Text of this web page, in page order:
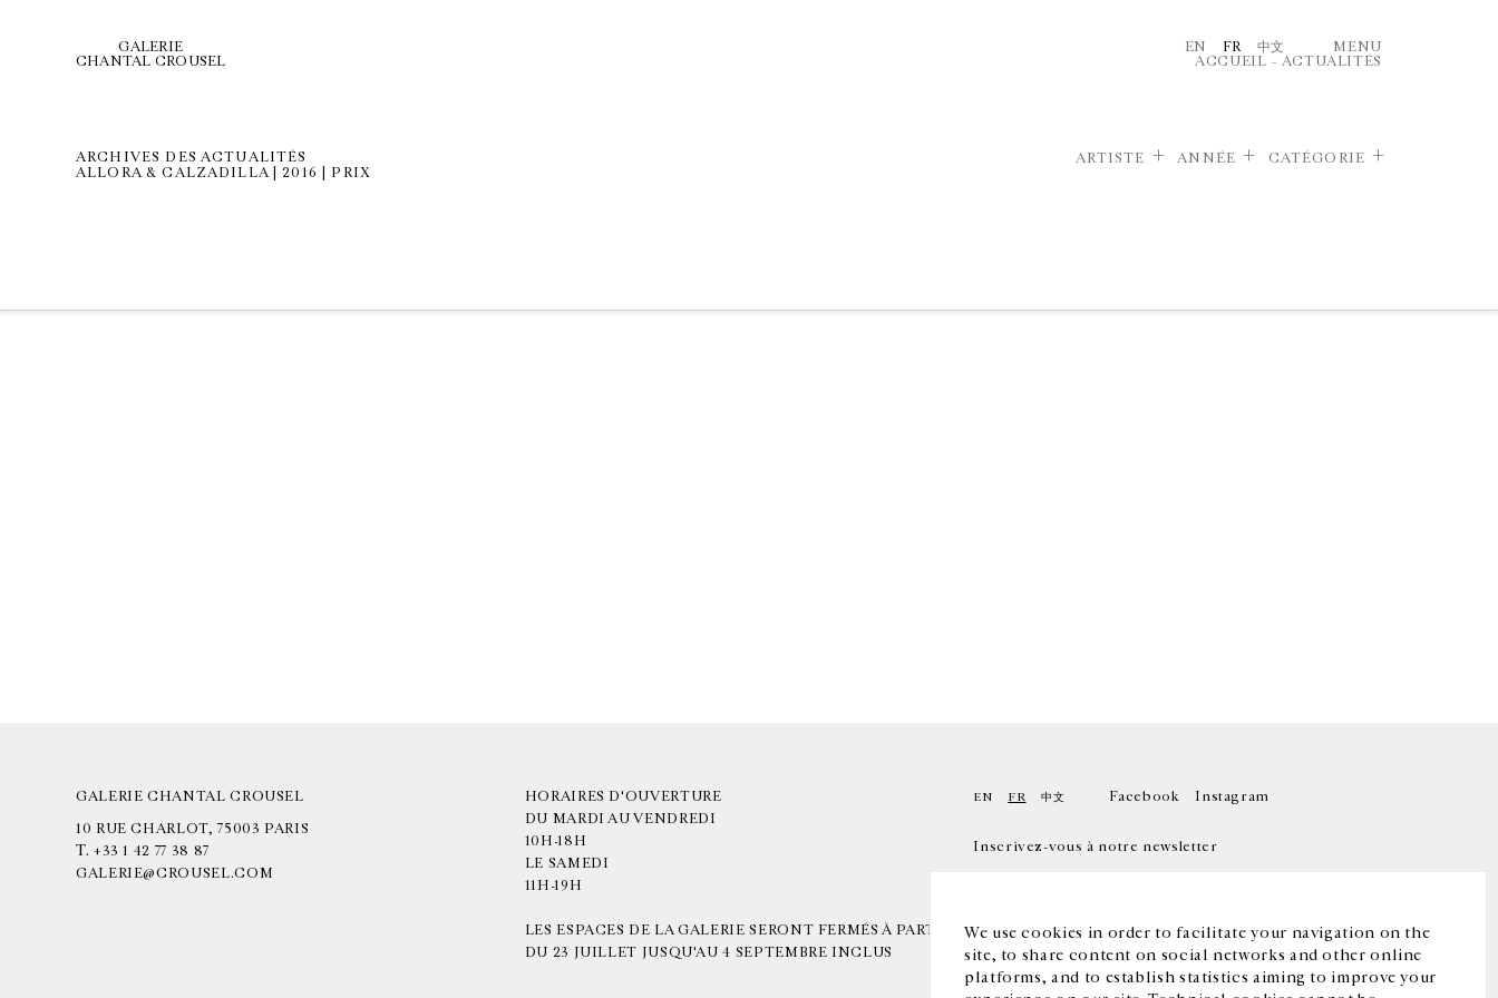
We use cookies in order to facilitate your navigation on the
site, to share content on social networks and other online
platforms, and to establish statistics aiming to improve your
GALERIE
CHANTAL CROUSEL
EN FR 中文
MENU
ACCUEIL – ACTUALITÉS
ARCHIVES DES ACTUALITÉS
ALLORA & CALZADILLA | 2016 | PRIX
ARTISTE ANNÉE CATÉGORIE
GALERIE CHANTAL CROUSEL
10 RUE CHARLOT, 75003 PARIS
T. +33 1 42 77 38 87
GALERIE@CROUSEL.COM
HORAIRES D'OUVERTURE
DU MARDI AU VENDREDI
10H-18H
LE SAMEDI
11H-19H
LES ESPACES DE LA GALERIE SERONT FERMÉS À PARTIR
DU 23 JUILLET JUSQU'AU 4 SEPTEMBRE INCLUS
EN FR 中文 Facebook Instagram
Inscrivez-vous à notre newsletter